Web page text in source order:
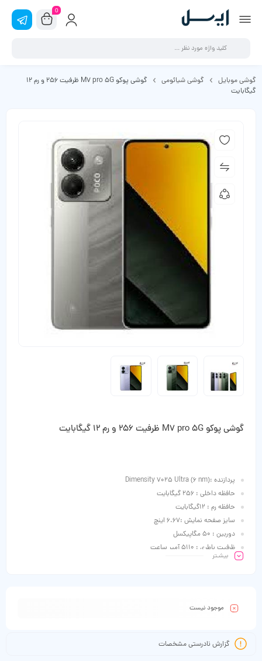
0
گوشی موبایل گوشی شیائومی
گوشی پوکو M7 pro 5G ظرفیت 256 و رم 12
گیگابایت
گوشی پوکو M7 pro 5G ظرفیت 256 و رم 12 گیگابایت
پردازنده :Dimensity 7025 Ultra (6 nm)
حافظه داخلی : 256 گیگابایت
حافظه رم : 12گیگابایت
سایز صفحه نمایش :6.67 اینچ
دوربین : 50 مگاپیکسل
ظرفیت باطری : 5110 آمپر ساعت
بیشـتر
موجود نیست
گزارش نادرستی مشخصات